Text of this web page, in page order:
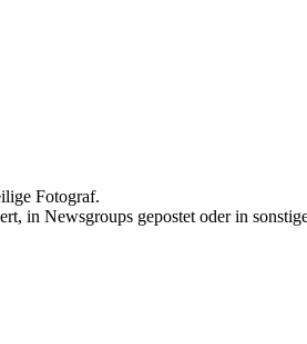
Fotograf.
in Newsgroups gepostet oder in